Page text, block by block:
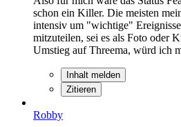
schon ein Killer. Die meisten
intensiv um "wichtige"
mitzuteilen, sei es als Foto oder
Umstieg auf Threema, würd ich
Inhalt melden
Zitieren
Robby